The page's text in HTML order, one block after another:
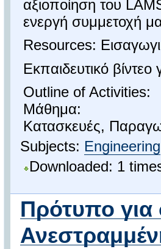
αξιοποίηση του
ενεργή συμμετοχή
Resources:
Εκπαιδευτικό
Outline of Activities:
Μάθημα:
Κατασκευές,
Subjects: Engineering
Downloaded: 1
Πρότυπο